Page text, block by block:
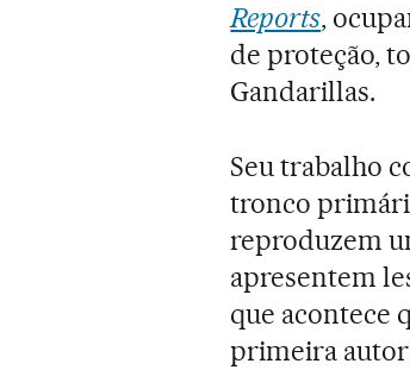
Reports,
de proteção,
Gandarillas.
Seu trabalho
tronco
reproduzem
apresentem
que acontece
primeira